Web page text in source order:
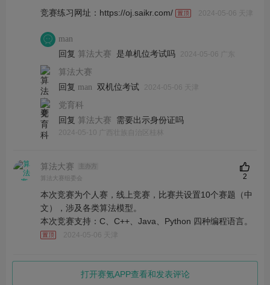
竞赛练习网址：https://oj.saikr.com/ 2024-05-06 天津
man
回复 算法大赛 是单机位考试吗 2024-05-06 广东
算法大赛
回复 man 双机位考试 2024-05-06 天津
党育科
回复 算法大赛 需要出示身份证吗
2024-05-10 广西壮族自治区桂林
算法大赛
主办方
算法大赛组委会
本次竞赛为个人赛，线上竞赛，比赛共设置10个赛题（中
文），涉及各类算法模型。
本次竞赛支持：C、C++、Java、Python 四种编程语言。
2024-05-06 天津
2
打开赛氪APP查看和发表评论